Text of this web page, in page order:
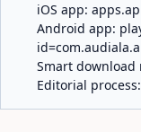
iOS app:
Android app:
Smart download
Editorial process: